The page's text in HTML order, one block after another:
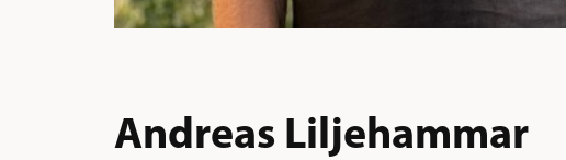
Andreas Liljehammar